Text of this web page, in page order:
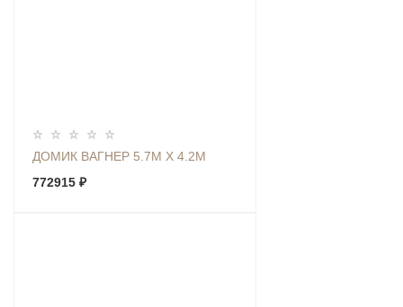
ДОМИК ВАГНЕР 5.7М Х 4.2М
772915 ₽